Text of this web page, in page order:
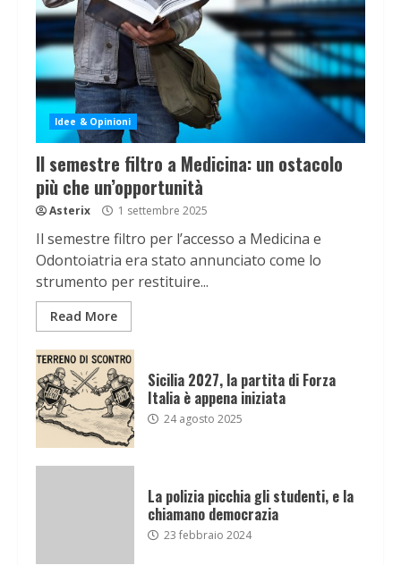
Idee & Opinioni
Il semestre filtro a Medicina: un ostacolo
più che un’opportunità
Asterix 1 settembre 2025
Il semestre filtro per l’accesso a Medicina e
Odontoiatria era stato annunciato come lo
strumento per restituire...
Read More
Sicilia 2027, la partita di Forza
Italia è appena iniziata
24 agosto 2025
La polizia picchia gli studenti, e la
chiamano democrazia
23 febbraio 2024